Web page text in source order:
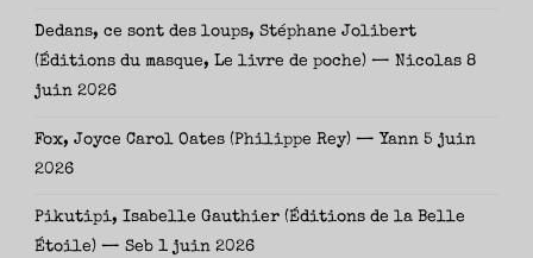
Dedans, ce sont des loups, Stéphane Jolibert
(Éditions du masque, Le livre de poche) — Nicolas 8
juin 2026
Fox, Joyce Carol Oates (Philippe Rey) — Yann 5 juin
2026
Pikutipi, Isabelle Gauthier (Éditions de la Belle
Étoile) — Seb 1 juin 2026